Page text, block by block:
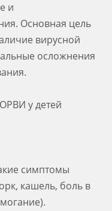
и
Основная цель
вирусной
осложнения
у детей
симптомы
кашель, боль в